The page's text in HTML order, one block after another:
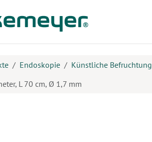
Endoskopie
Künstliche Befruchtung
L 70 cm, Ø 1,7 mm